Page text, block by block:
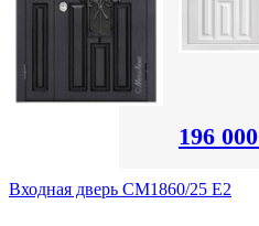
196 000
Входная дверь СМ1860/25 Е2